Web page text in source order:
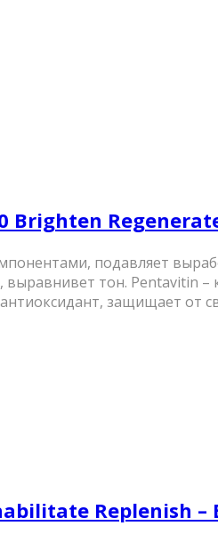
Brighten
подавляет
выравнивет тон.
защищает от
Replenish